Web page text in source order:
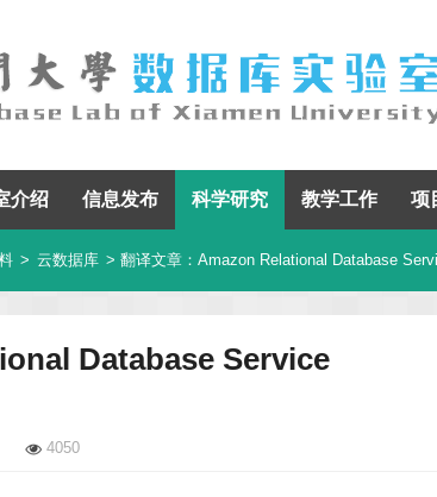
介绍 信息发布 科学研究 教学工作 项
> 云数据库 > 翻译文章：Amazon Relational Database
Database Service
4050